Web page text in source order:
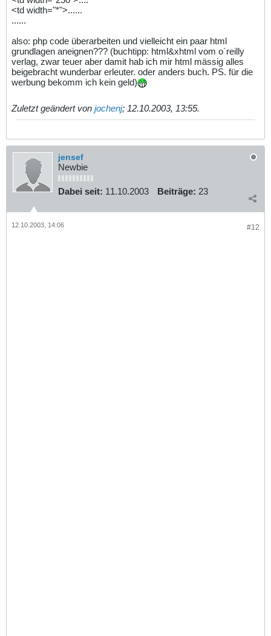
<td width="*">......
......
also: php code überarbeiten und vielleicht ein paar html
grundlagen aneignen??? (buchtipp: html&xhtml vom o´reilly
verlag, zwar teuer aber damit hab ich mir html mässig alles
beigebracht wunderbar erleuter. oder anders buch. PS. für die
werbung bekomm ich kein geld)
Zuletzt geändert von jochenj; 12.10.2003, 13:55.
jensef
Newbie
Dabei seit: 11.10.2003 Beiträge: 23
#12
12.10.2003, 14:06